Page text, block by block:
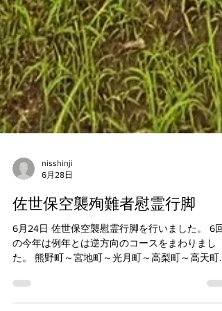
nisshinji
佐世保空襲殉難者慰霊行脚
6月24日 佐世保空襲慰霊行脚を行いました。 6回
の今年は例年とは逆方向のコースをまわりまし
勝富町～白木町～小佐世保町～須佐町～山手町～
名切慰霊塔までの4.9キロの唱題行脚です。 途中